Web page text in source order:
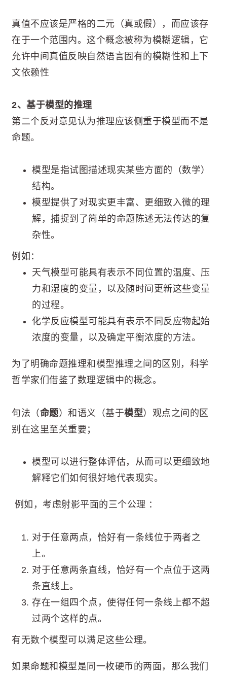
真值不应该是严格的二元（真或假），而应该存
在于一个范围内。这个概念被称为模糊逻辑，它
允许中间真值反映自然语言固有的模糊性和上下
文依赖性
2、基于模型的推理
第二个反对意见认为推理应该侧重于模型而不是
命题。
模型是指试图描述现实某些方面的（数学）
结构。
模型提供了对现实更丰富、更细致入微的理
解，捕捉到了简单的命题陈述无法传达的复
杂性。
例如：
天气模型可能具有表示不同位置的温度、压
力和湿度的变量，以及随时间更新这些变量
的过程。
化学反应模型可能具有表示不同反应物起始
浓度的变量，以及确定平衡浓度的方法。
为了明确命题推理和模型推理之间的区别，科学
哲学家们借鉴了数理逻辑中的概念。
句法（命题）和语义（基于模型）观点之间的区
别在这里至关重要；
模型可以进行整体评估，从而可以更细致地
解释它们如何很好地代表现实。
例如，考虑射影平面的三个公理 ：
对于任意两点，恰好有一条线位于两者之
上。
对于任意两条直线，恰好有一个点位于这两
条直线上。
存在一组四个点，使得任何一条线上都不超
过两个这样的点。
有无数个模型可以满足这些公理。
如果命题和模型是同一枚硬币的两面，那么我们